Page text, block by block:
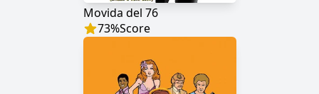
Movida del 76
73%Score